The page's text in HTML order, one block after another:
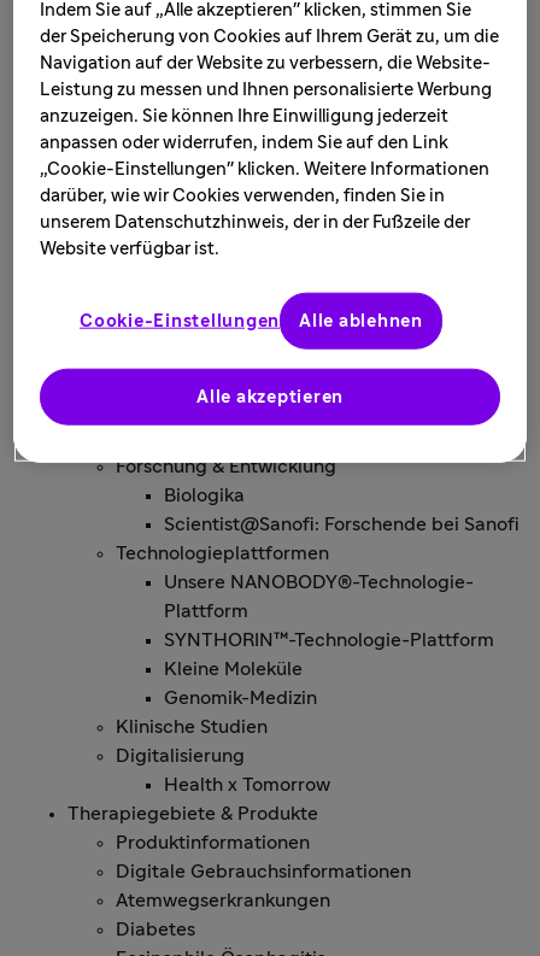
Anne Reuschenbach
Dr. Marion Zerlin
Verantwortung
Unsere Bestimmung und Identität
Nachhaltigkeit
Menschenrechte & Umweltschutz
Herstellung von Medizinprodukten
nachhaltiger gestalten
Kampf gegen
Arzneimittelfälschung
Hoechst GmbH
Forschung & Entwicklung
Biologika
Scientist@Sanofi: Forschende bei Sanofi
Technologieplattformen
Unsere NANOBODY®-Technologie-
Plattform
SYNTHORIN™-Technologie-Plattform
Kleine Moleküle
Genomik-Medizin
Klinische Studien
Digitalisierung
Health x Tomorrow
Therapiegebiete & Produkte
Produktinformationen
Digitale Gebrauchsinformationen
Atemwegserkrankungen
Diabetes
Indem Sie auf „Alle akzeptieren" klicken, stimmen Sie
der Speicherung von Cookies auf Ihrem Gerät zu, um die
Navigation auf der Website zu verbessern, die Website-
Leistung zu messen und Ihnen personalisierte Werbung
anzuzeigen. Sie können Ihre Einwilligung jederzeit
anpassen oder widerrufen, indem Sie auf den Link
„Cookie-Einstellungen" klicken. Weitere Informationen
darüber, wie wir Cookies verwenden, finden Sie in
unserem Datenschutzhinweis, der in der Fußzeile der
Website verfügbar ist.
Cookie-Einstellungen
Alle akzeptieren
Alle ablehnen